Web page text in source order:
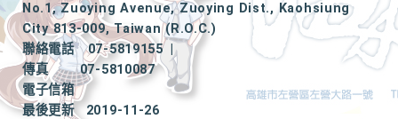
No.1, Zuoying Avenue, Zuoying Dist., Kaohsiung
City 813-009, Taiwan (R.O.C.)
聯絡電話
07-5819155
|
傳真
07-5810087
電子信箱
最後更新
2019-11-26